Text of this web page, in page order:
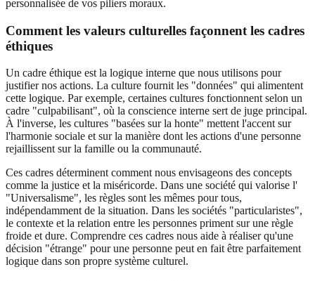
personnalisée de vos piliers moraux.
Comment les valeurs culturelles façonnent les cadres
éthiques
Un cadre éthique est la logique interne que nous utilisons pour
justifier nos actions. La culture fournit les "données" qui alimentent
cette logique. Par exemple, certaines cultures fonctionnent selon un
cadre "culpabilisant", où la conscience interne sert de juge principal.
À l'inverse, les cultures "basées sur la honte" mettent l'accent sur
l'harmonie sociale et sur la manière dont les actions d'une personne
rejaillissent sur la famille ou la communauté.
Ces cadres déterminent comment nous envisageons des concepts
comme la justice et la miséricorde. Dans une société qui valorise l'
"Universalisme", les règles sont les mêmes pour tous,
indépendamment de la situation. Dans les sociétés "particularistes",
le contexte et la relation entre les personnes priment sur une règle
froide et dure. Comprendre ces cadres nous aide à réaliser qu'une
décision "étrange" pour une personne peut en fait être parfaitement
logique dans son propre système culturel.